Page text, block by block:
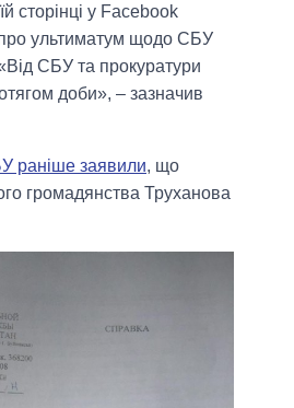
сторінці у Facebook
ультиматум щодо СБУ
СБУ та прокуратури
доби», – зазначив
раніше заявили, що
громадянства Труханова